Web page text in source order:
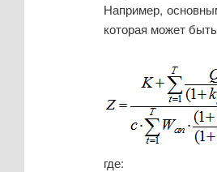
Например,
которая может
где: